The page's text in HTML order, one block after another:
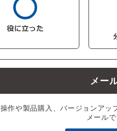
メー
操作や製品購入、バージョンアッ
メール